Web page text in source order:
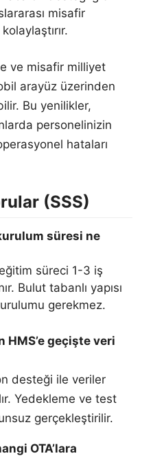
misafir
ve misafir milliyet
arayüz üzerinden
Bu yenilikler,
personelinizin
hataları
(SSS)
süresi ne
süreci 1-3 iş
Bulut tabanlı yapısı
gerekmez.
geçişte veri
desteği ile veriler
Yedekleme ve test
gerçekleştirilir.
OTA’lara